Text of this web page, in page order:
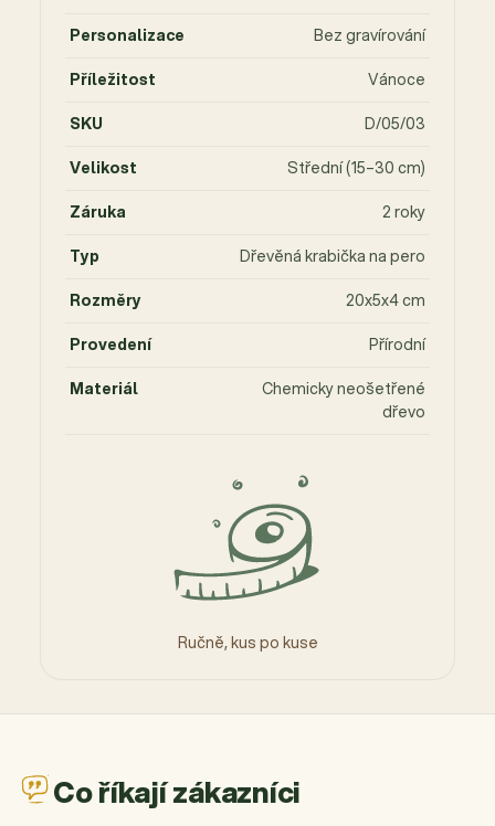
Ručně, kus po kuse
Personalizace
Bez gravírování
Příležitost
Vánoce
SKU
D/05/03
Velikost
Střední (15–30 cm)
Záruka
2 roky
Typ
Dřevěná krabička na pero
Rozměry
20x5x4 cm
Provedení
Přírodní
Materiál
Chemicky neošetřené
dřevo
Co říkají zákazníci